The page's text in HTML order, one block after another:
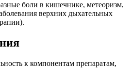
боли в кишечнике, метеоризм,
верхних дыхательных
к компонентам препаратам,